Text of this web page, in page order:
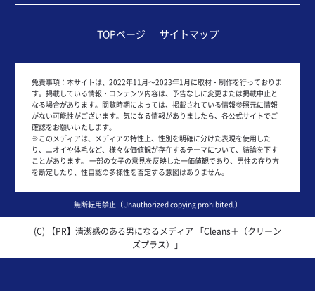
TOPページ サイトマップ
免責事項： 本サイトは、2022年11月～2023年1月に取材・制作を行っておりま
す。掲載している情報・コンテンツ内容は、予告なしに変更または掲載中止と
なる場合があります。閲覧時期によっては、掲載されている情報参照元に情報
がない可能性がございます。気になる情報がありましたら、各公式サイトでご
確認をお願いいたします。
※このメディアは、メディアの特性上、性別を明確に分けた表現を使用した
り、ニオイや体毛など、様々な価値観が存在するテーマについて、結論を下す
ことがあります。 一部の女子の意見を反映した一価値観であり、男性の在り方
を断定したり、性自認の多様性を否定する意図はありません。
無断転用禁止（Unauthorized copying prohibited.）
(C)
清潔感のある男になるメディア 「Cleans＋（クリーン
ズプラス）」